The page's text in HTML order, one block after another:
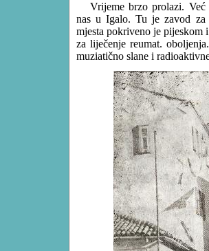
Vrijeme brzo prolazi.
nas u Igalo. Tu je zavod
mjesta pokriveno je
za liječenje reumat.
muziatično slane i